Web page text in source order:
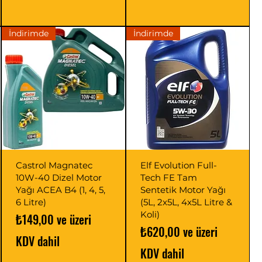
İndirimde
Castrol Magnatec
10W-40 Dizel Motor
Yağı ACEA B4 (1, 4, 5,
6 Litre)
₺149,00 ve üzeri
İndirimli Fiyat
KDV dahil
İndirimde
Elf Evolution Full-
Tech FE Tam
Sentetik Motor Yağı
(5L, 2x5L, 4x5L Litre &
Koli)
₺620,00 ve üzeri
İndirimli Fiyat
KDV dahil